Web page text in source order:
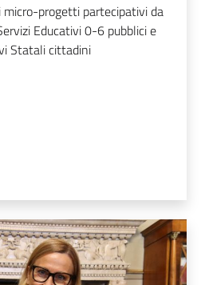
progetti partecipativi da
Educativi 0-6 pubblici e
Statali cittadini